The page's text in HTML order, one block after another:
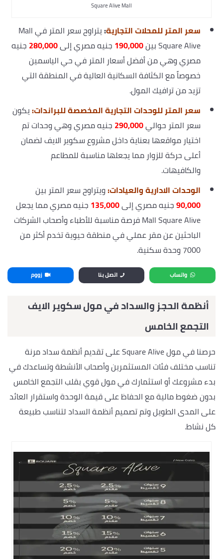
Square Alive Mall
سعر المتر للمحلات التجارية:
يتراوح سعر المتر في Mall
Square Alive بين
190,000 جنيه مصري إلى
جنيه
مصري وهي من أفضل أسعار المتر في حي الياسمين
خصوصاً مع الكثافة السكانية العالية في المنطقة التي
تزيد من ترافيك المول.
سعر المتر للوحدات التجارية المخصصة للبراندات:يكون
سعر المتر حوالي290,000 جنيه مصري وهي وحدات تم
اختيار مواقعها بعناية داخل مشروع سكوير الايف لضمان
أعلى حركة للزوار مما يجعلها مناسبة للمطاعم
والكافيهات.
الوحدات الادارية والعيادات:ويتراوح سعر المتر بين
90,000جنيه مصري إلى
جنيه مصري مما يجعل
Mall Square Alive فرصة مناسبة للأطباء وأصحاب الشركات
الباحثين عن مقر عملي في منطقة حيوية تخدم أكثر من
7000 وحدة سكنية.
واتساب اتصل بنا زووم
أنظمة الحجز والسداد في مول سكوير الايف
التجمع الخامس
حرصنا في مول Square Alive على تقديم أنظمة سداد مرنة
تناسب مختلف فئات المستثمرين وأصحاب الأنشطة وتساعدك في
بدء مشروعك أو استثمارك في مول قوي بقلب التجمع الخامس
بدون ضغوط مالية مع الحفاظ على قيمة الوحدة واستقرار العائد
على المدى الطويل وتم تصميم أنظمة السداد لتناسب طبيعة
كل نشاط.